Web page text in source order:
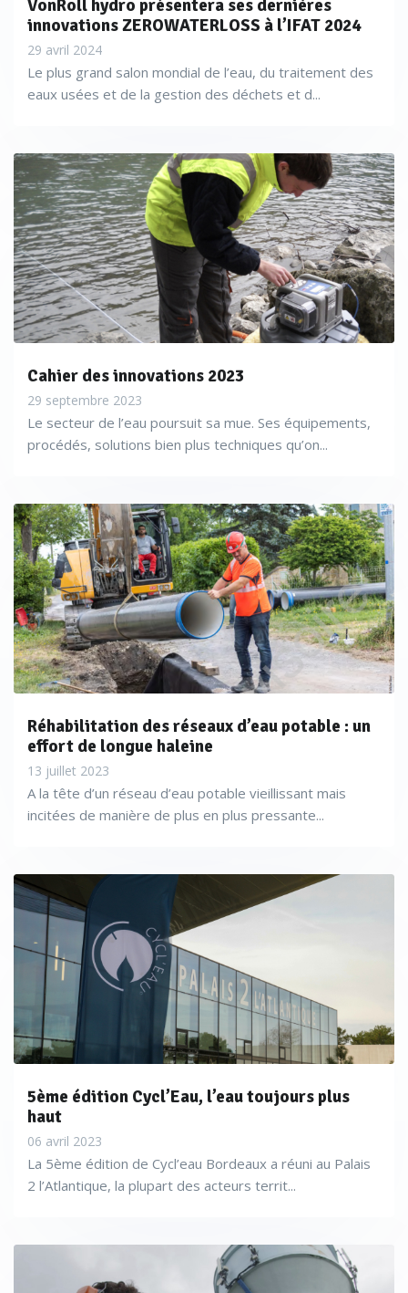
VonRoll hydro présentera ses dernières
innovations ZEROWATERLOSS à l’IFAT 2024
29 avril 2024
Le plus grand salon mondial de l’eau, du traitement des
eaux usées et de la gestion des déchets et d...
Cahier des innovations 2023
29 septembre 2023
Le secteur de l’eau poursuit sa mue. Ses équipements,
procédés, solutions bien plus techniques qu’on...
Réhabilitation des réseaux d’eau potable : un
effort de longue haleine
13 juillet 2023
A la tête d’un réseau d’eau potable vieillissant mais
incitées de manière de plus en plus pressante...
5ème édition Cycl’Eau, l’eau toujours plus
haut
06 avril 2023
La 5ème édition de Cycl’eau Bordeaux a réuni au Palais
2 l’Atlantique, la plupart des acteurs territ...